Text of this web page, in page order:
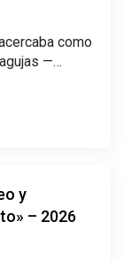
como
—…